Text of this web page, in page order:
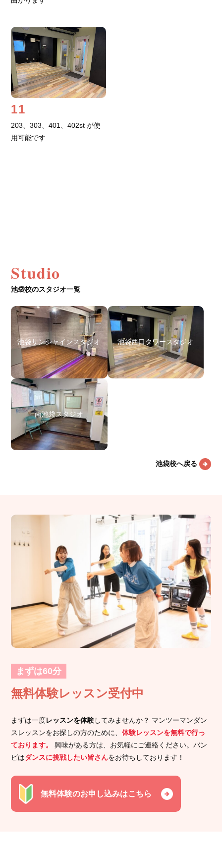
11
203、303、401、402st が使
用可能です
Studio
池袋校のスタジオ一覧
池袋サンシャインスタジオ 池袋西口タワースタジオ
南池袋スタジオ
池袋校へ戻る
まずは60分
無料体験レッスン受付中
まずは一度レッスンを体験してみませんか？ マンツーマンダン
スレッスンをお探しの方のために、体験レッスンを無料で行っ
ております。
興味がある方は、お気軽にご連絡ください。バン
ビはダンスに挑戦したい皆さんをお待ちしております！
無料体験のお申し込みはこちら